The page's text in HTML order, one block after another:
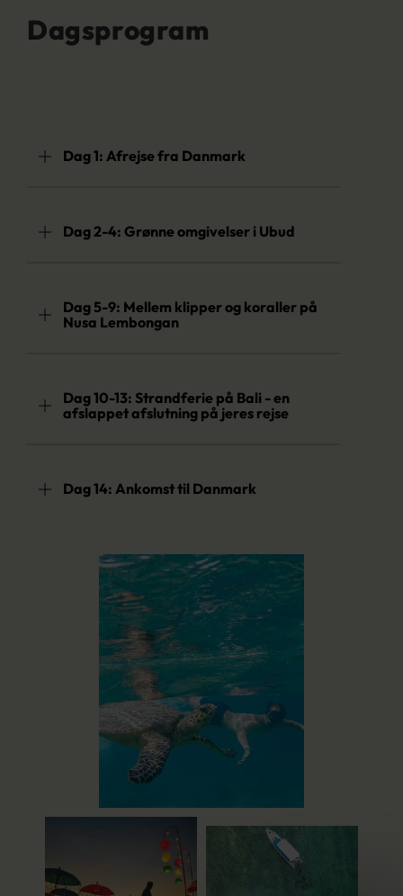
Dagsprogram
Dag 1: Afrejse fra Danmark
Dag 2-4: Grønne omgivelser i Ubud
Dag 5-9: Mellem klipper og koraller på
Nusa Lembongan
Dag 10-13: Strandferie på Bali - en
afslappet afslutning på jeres rejse
Dag 14: Ankomst til Danmark